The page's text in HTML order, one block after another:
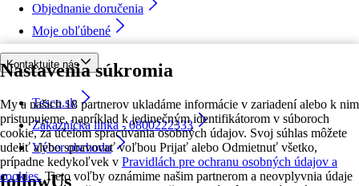
Nastavenia súkromia
My a našich 18 partnerov ukladáme informácie v zariadení alebo k nim
pristupujeme, napríklad k jedinečným identifikátorom v súboroch
cookie, za účelom spracúvania osobných údajov. Svoj súhlas môžete
udeliť alebo spravovať voľbou Prijať alebo Odmietnuť všetko,
prípadne kedykoľvek v Pravidlách pre ochranu osobných údajov a
cookies. Tieto voľby oznámime našim partnerom a neovplyvnia údaje
Objednanie doručenia
Moje obľúbené
Kontaktujte nás
Tesco.sk
Zákaznícka linka - 0800222333
Výber obchodu
followUs